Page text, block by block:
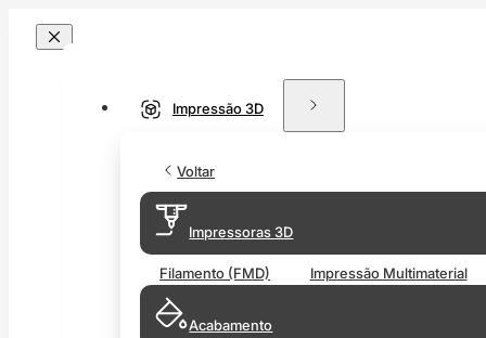
Impressão 3D
Voltar
Impressoras 3D
Filamento (FMD) Impressão Multimaterial
Acabamento